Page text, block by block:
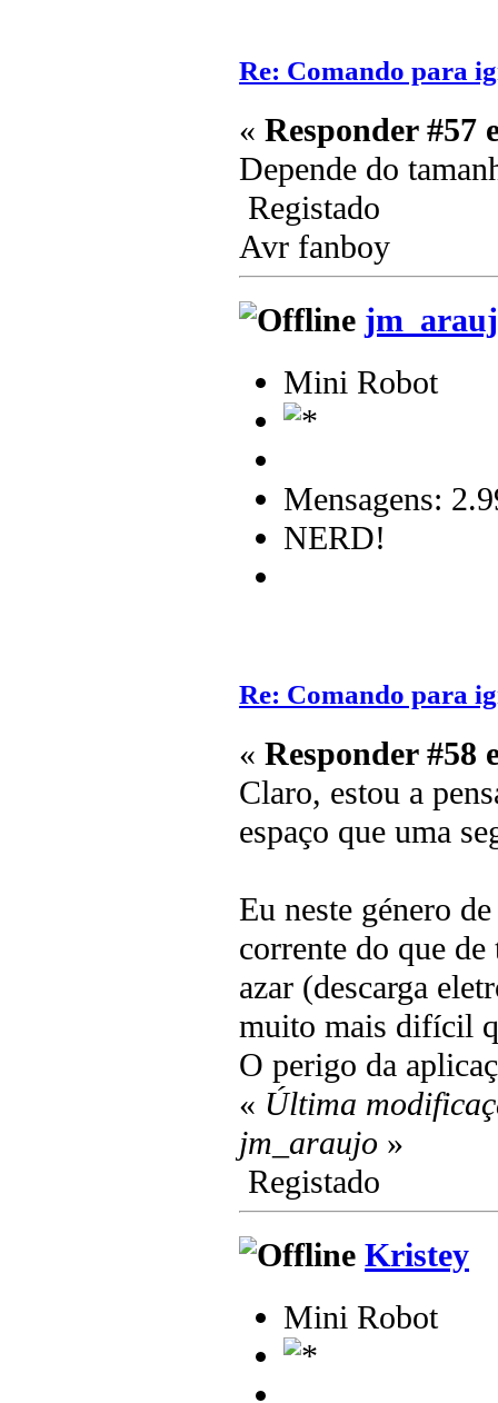
Re: Comando para
« Responder #57
Depende do
Registado
Avr fanboy
Mini Robot
Mensagens:
NERD!
Re: Comando para
« Responder #58
Claro, estou a
espaço que uma
Eu neste género
corrente do que
azar (descarga
muito mais difícil
O perigo da
« Última
jm_araujo »
Registado
Kristey
Mini Robot